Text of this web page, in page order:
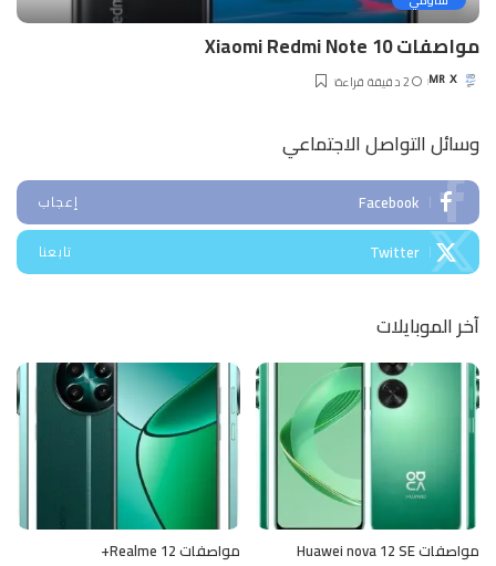
مواصفات Xiaomi Redmi Note 10
Posted
MR X 2 دقيقة قراءة
وسائل التواصل الاجتماعي
Facebook إعجاب
Twitter تابعنا
آخر الموبايلات
مواصفات Huawei nova 12 SE مواصفات Realme 12+